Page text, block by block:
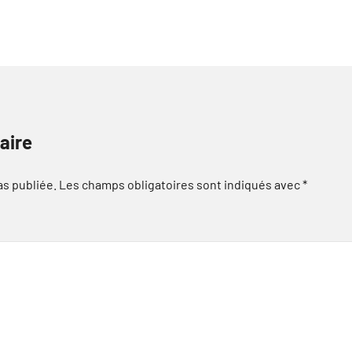
publiée. Les champs obligatoires sont indiqués avec*